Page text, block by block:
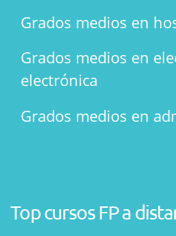
Grados medios en
Grados medios en
electrónica
Grados medios en
Top cursos FP a